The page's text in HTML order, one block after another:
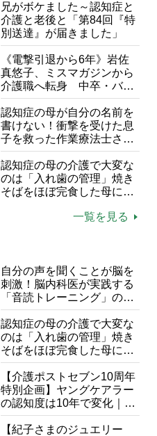
け方
兄がボケました～認知症と
介護と老後と「第84回『特
別送達』が届きました」
《電撃引退から6年》岩佐
真悠子、ミスマガジンから
介護職へ転身 中卒・バイ
ト経験ゼロの彼女が見つけ
た“居場所”「社会の役に立
ちながら自分らしくいられ
る」
認知症の母が自分の名前を
書けない！衝撃を受けた息
子を救った作業療法士さん
の言葉
認知症の母の介護で大変な
のは「入れ歯の管理」焼き
そばをほぼ完食した母に息
一覧を見る
自分の声を聞くことが脳を
刺激！脳内科医が実践する
「音読トレーニング」の極
意
認知症の母の介護で大変な
のは「入れ歯の管理」焼き
そばをほぼ完食した母に息
子が血の気が引いた理由
【介護ポストセブン10周年
特別企画】ヤングケアラー
の認知度は10年で変化｜流
行語大賞にノミネート、法
律にも明記されたが果たし
【紀子さまのジュエリー